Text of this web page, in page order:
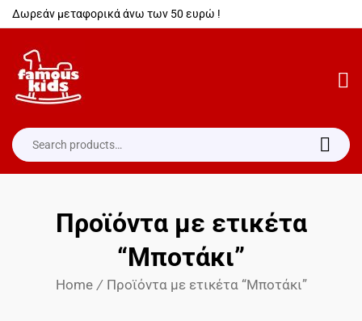
Δωρεάν μεταφορικά άνω των 50 ευρώ !
Προϊόντα με ετικέτα
“Μποτάκι”
Home / Προϊόντα με ετικέτα “Μποτάκι”